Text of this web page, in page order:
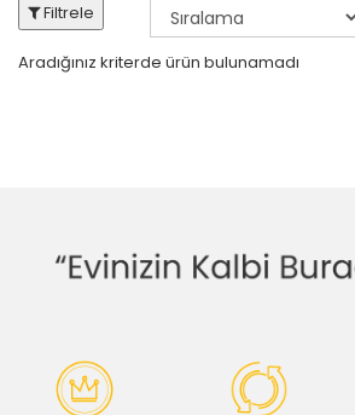
Filtrele
Aradığınız kriterde ürün bulunamadı